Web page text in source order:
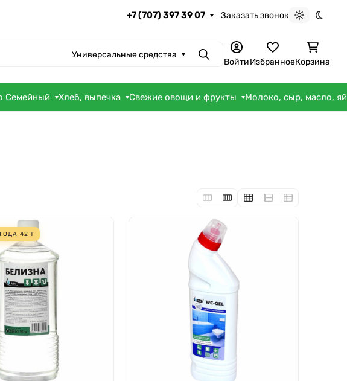
+7 (707) 397 39 07 Заказать звонок
Светлая
Универсальные средства ПоискВойтиИзбранноеКорзина
Семейный Хлеб, выпечка Свежие овощи и фрукты Молоко, сыр, масло,
42 Т